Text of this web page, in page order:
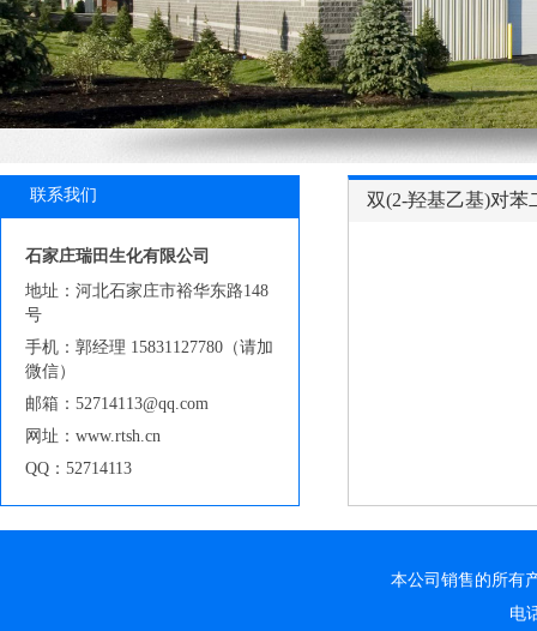
联系我们
石家庄瑞田生化有限公司
地址：河北石家庄市裕华东路148
号
手机：郭经理 15831127780（请加
微信）
邮箱：52714113@qq.com
网址：www.rtsh.cn
QQ：52714113
双(2-羟基乙基)对苯
本公司销售的所有
电